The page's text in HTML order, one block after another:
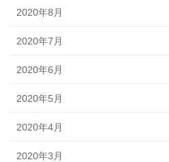
2020年8月
2020年7月
2020年6月
2020年5月
2020年4月
2020年3月